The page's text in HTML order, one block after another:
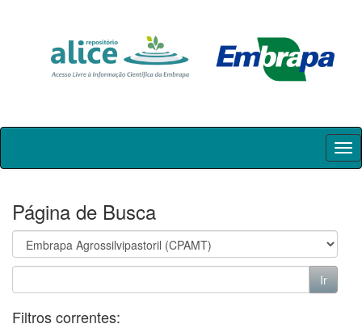
Skip
Página de Busca
Filtros correntes: